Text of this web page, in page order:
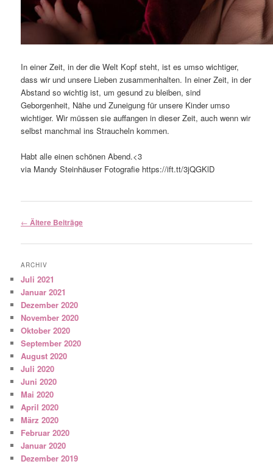
In einer Zeit, in der die Welt Kopf steht, ist es umso wichtiger,
dass wir und unsere Lieben zusammenhalten. In einer Zeit, in der
Abstand so wichtig ist, um gesund zu bleiben, sind
Geborgenheit, Nähe und Zuneigung für unsere Kinder umso
wichtiger. Wir müssen sie auffangen in dieser Zeit, auch wenn wir
selbst manchmal ins Straucheln kommen.
Habt alle einen schönen Abend.<3
via Mandy Steinhäuser Fotografie https://ift.tt/3jQGKlD
Beitragsnavigation
← Ältere Beiträge
ARCHIV
Juli 2021
Januar 2021
Dezember 2020
November 2020
Oktober 2020
September 2020
August 2020
Juli 2020
Juni 2020
Mai 2020
April 2020
März 2020
Februar 2020
Januar 2020
Dezember 2019